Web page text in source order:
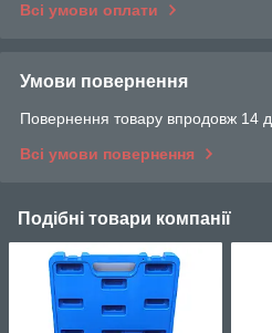
Всі умови оплати
Умови повернення
Повернення товару впродовж 14
Всі умови повернення
Подібні товари компанії